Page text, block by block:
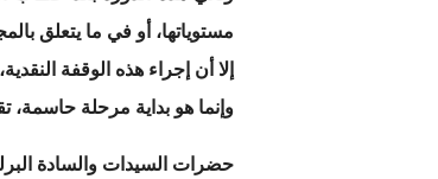
مستوياتها، أو في ما يتعلق
إلا أن إجراء هذه الوقفة
وإنما هو بداية مرحلة حاسمة،
حضرات السيدات والسادة